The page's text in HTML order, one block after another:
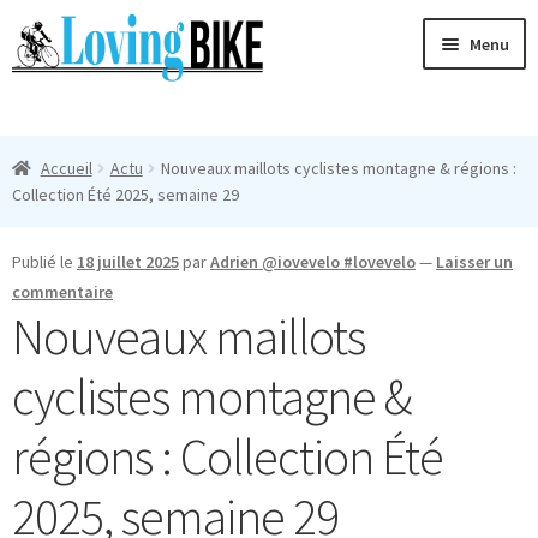
Aller
à
la
Aller
au
contenu
Menu
menu
Manches Courtes
le
Femmes
Accessoires
Suivi
Accueil Actu
Nouveaux maillots cyclistes montagne & régions :
Collection Été 2025, semaine 29
Publié le 18 juillet 2025parAdrien @iovevelo #lovevelo— Laisser un
commentaire
Nouveaux maillots
cyclistes montagne &
régions : Collection Été
2025, semaine 29